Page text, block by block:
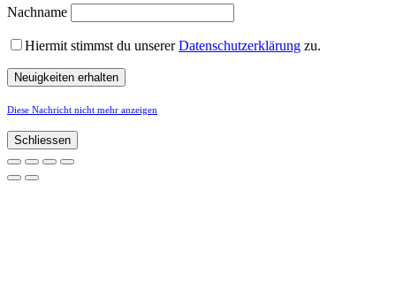
Nachname
Hiermit stimmst du unsererDatenschutzerklärung zu.
Diese Nachricht nicht mehr anzeigen
Schliessen